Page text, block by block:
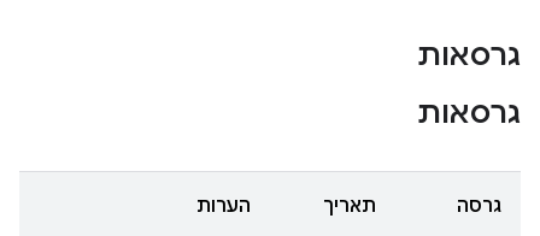
גרסאות
גרסאות
גרסה תאריך הערות